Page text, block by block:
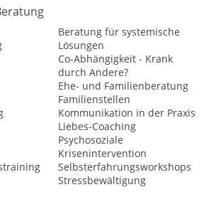
Beratung für systemische
Lösungen
Co-Abhängigkeit - Krank
durch Andere?
Ehe- und Familienberatung
Familienstellen
Kommunikation in der Praxis
Liebes-Coaching
Psychosoziale
Krisenintervention
Selbsterfahrungsworkshops
Stressbewältigung